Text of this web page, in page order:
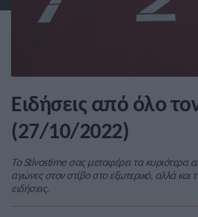
Ειδήσεις από όλο
(27/10/2022)
Το Stivostime σας μεταφέρει τα κυριότερα
αγώνες στον στίβο στο εξωτερικό, αλλά και
ειδήσεις.